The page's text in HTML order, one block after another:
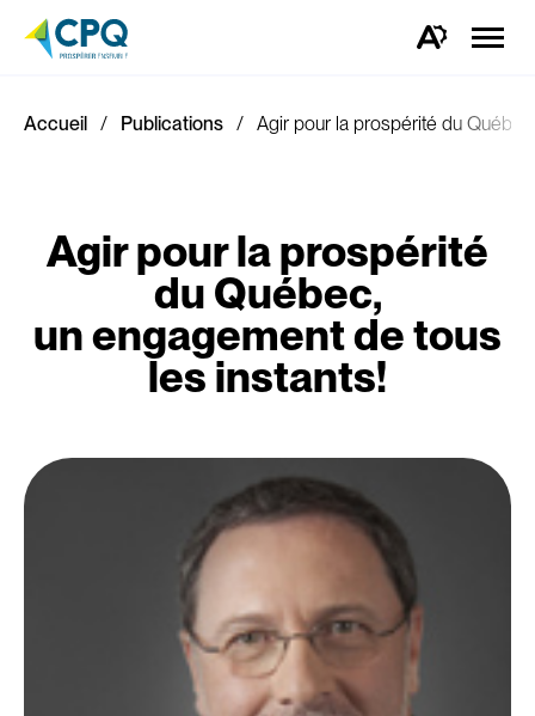
Ouvrez
d'accessibilité.
la
Accueil Publications Agir pour la prospérité du
Agir pour la prospérité
du Québec,
un engagement de tous
les instants!